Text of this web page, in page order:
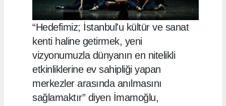
“Hedefimiz; İstanbul'u kültür ve sanat
kenti haline getirmek, yeni
vizyonumuzla dünyanın en nitelikli
etkinliklerine ev sahipliği yapan
merkezler arasında anılmasını
sağlamaktır” diyen İmamoğlu,